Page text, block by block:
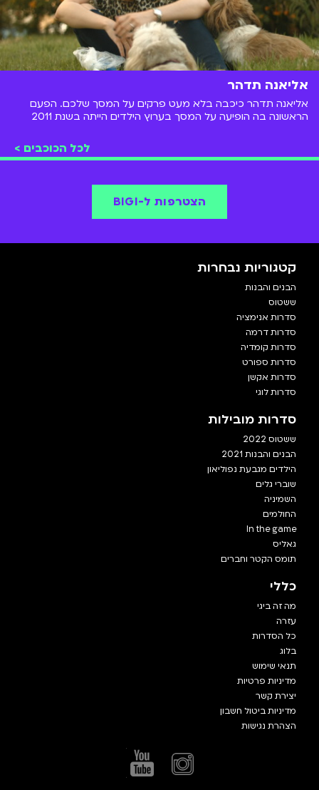
אליאנה תדהר
אליאנה תדהר כיכבה בלא מעט פרקים על המסך שלכם. הפעם
הראשונה בה הופיעה על המסך בערוץ הילדים הייתה בשנת 2011
למצוא כמה וכמה פסטיגלים, תפקידים בסדרות גאליס ו-
Oboy,השתתפות בהצגות, במופעים ובסרטים שונים וגם שירים
לכל הכוכבים >
הצטרפות ל-BIGI
קטגוריות נבחרות
הבנים והבנות
ששטוס
סדרות אנימציה
סדרות דרמה
סדרות קומדיה
סדרות ספורט
סדרות אקשן
סדרות לוגי
סדרות מובילות
ששטוס 2022
הבנים והבנות 2021
הילדים מגבעת נפוליאון
שוברי גלים
השמיניה
החולמים
In the game
גאליס
תומס הקטר וחברים
כללי
מה זה ביגי
עזרה
כל הסדרות
בלוג
תנאי שימוש
מדיניות פרטיות
יצירת קשר
מדיניות ביטול חשבון
הצהרת נגישות